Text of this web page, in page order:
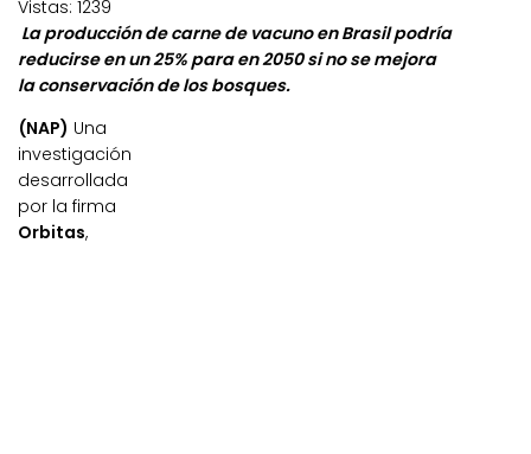
Vistas: 1239
La producción de carne de vacuno en Brasil podría
reducirse en un 25% para en 2050 si no se mejora
la conservación de los bosques.
(NAP) Una
investigación
desarrollada
por la firma
Orbitas,